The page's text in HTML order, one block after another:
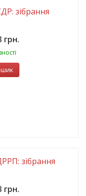
зібрання
грн.
зібрання
грн.